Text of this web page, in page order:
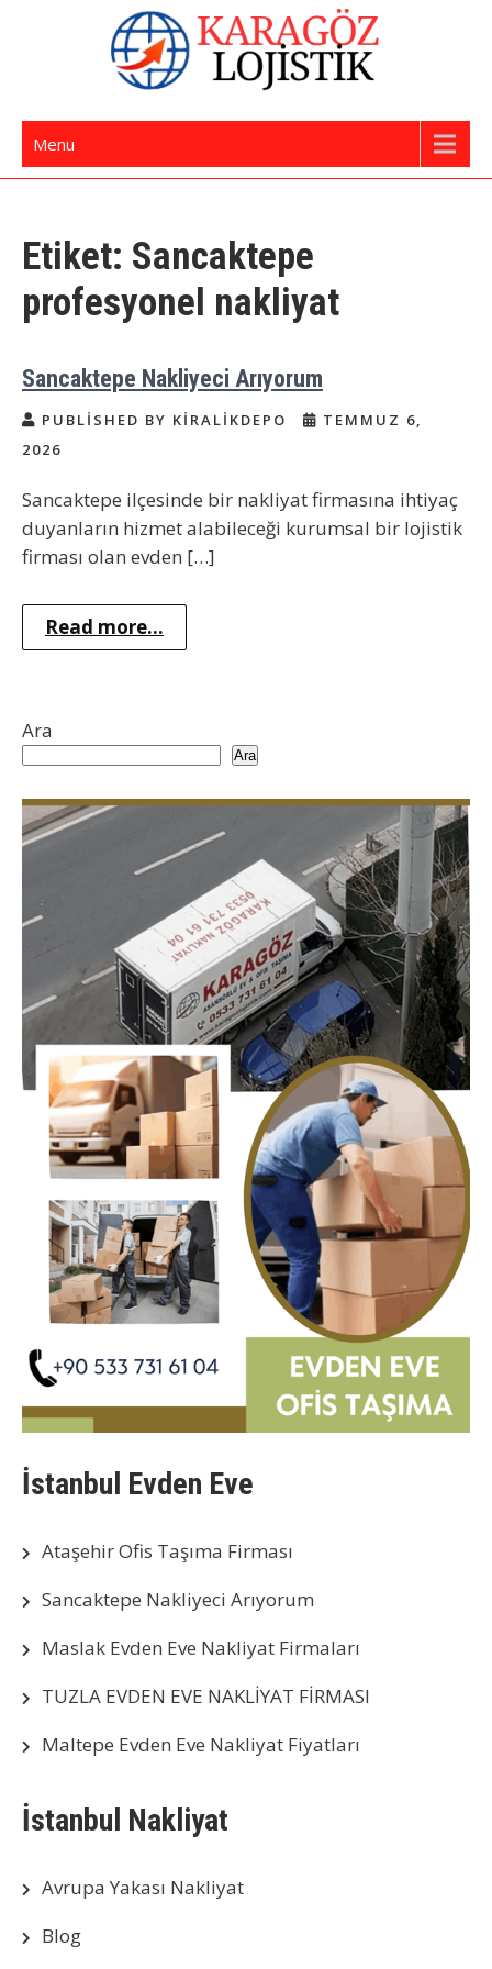
İstanbul Evden Eve Nakliye | İstanbul
Nakliyat
Menu
Etiket: Sancaktepe
profesyonel nakliyat
Sancaktepe Nakliyeci Arıyorum
PUBLISHED BY KIRALIKDEPO
TEMMUZ 6,
2026
Sancaktepe ilçesinde bir nakliyat firmasına ihtiyaç
duyanların hizmet alabileceği kurumsal bir lojistik
firması olan evden […]
Read more...
Ara
Ara
İstanbul Evden Eve
Ataşehir Ofis Taşıma Firması
Sancaktepe Nakliyeci Arıyorum
Maslak Evden Eve Nakliyat Firmaları
TUZLA EVDEN EVE NAKLİYAT FİRMASI
Maltepe Evden Eve Nakliyat Fiyatları
İstanbul Nakliyat
Avrupa Yakası Nakliyat
Blog